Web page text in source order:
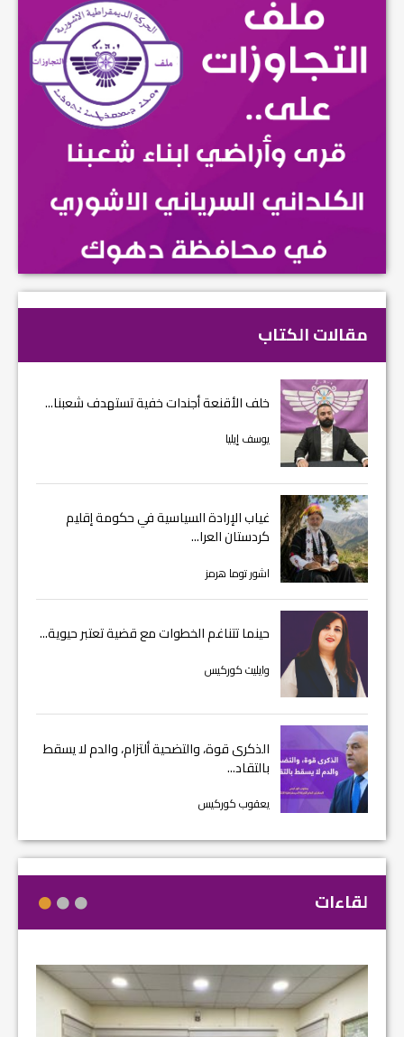
مقالات الكتاب
خلف الأقنعة أجندات خفية تستهدف شعبنا...
يوسف إيليا
غياب الإرادة السياسية في حكومة إقليم
كردستان العرا...
اشور توما هرمز
حينما تتناغم الخطوات مع قضية تعتبر حيوية...
وايليت كوركيس
الذكرى قوة، والتضحية ألتزام، والدم لا يسقط
بالتقاد...
يعقوب كوركيس
لقاءات